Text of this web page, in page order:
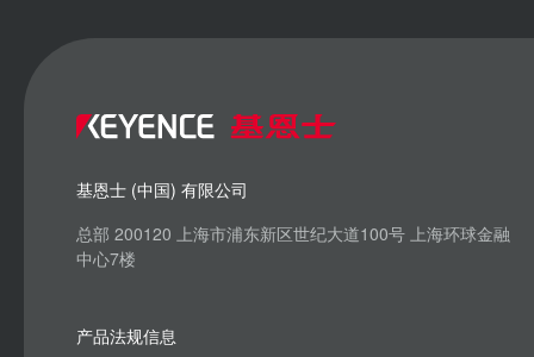
基恩士 (中国) 有限公司
总部 200120 上海市浦东新区世纪大道100号 上海环球金融
中心7楼
产品法规信息